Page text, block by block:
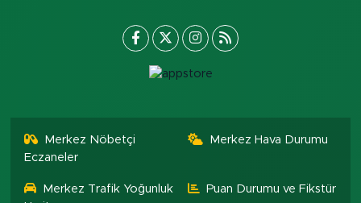
Merkez Nöbetçi
Eczaneler
Merkez Hava Durumu
Merkez Trafik Yoğunluk
Puan Durumu ve Fikstür